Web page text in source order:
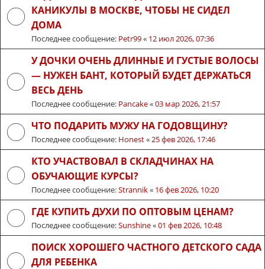
КАНИКУЛЫ В МОСКВЕ, ЧТОБЫ НЕ СИДЕЛ
ДОМА
Последнее сообщение: Petr99« 12 июл 2026, 07:36
У ДОЧКИ ОЧЕНЬ ДЛИННЫЕ И ГУСТЫЕ ВОЛОСЫ
— НУЖЕН БАНТ, КОТОРЫЙ БУДЕТ ДЕРЖАТЬСЯ
ВЕСЬ ДЕНЬ
Последнее сообщение: Pancake«03 мар 2026, 21:57
ЧТО ПОДАРИТЬ МУЖУ НА ГОДОВЩИНУ?
Последнее сообщение: Honest« 25 фев 2026, 17:46
КТО УЧАСТВОВАЛ В СКЛАДЧИНАХ НА
ОБУЧАЮЩИЕ КУРСЫ?
Последнее сообщение:Strannik« 16 фев 2026, 10:20
ГДЕ КУПИТЬ ДУХИ ПО ОПТОВЫМ ЦЕНАМ?
Последнее сообщение:Sunshine«01 фев 2026, 10:48
ПОИСК ХОРОШЕГО ЧАСТНОГО ДЕТСКОГО САДА
ДЛЯ РЕБЕНКА